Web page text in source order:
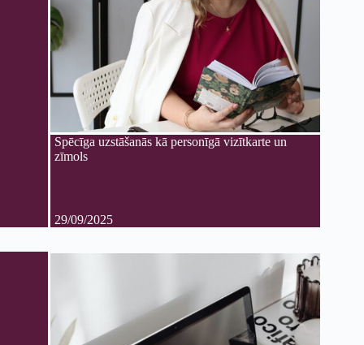
Spēcīga uzstāšanās kā personīgā vizītkarte un
zīmols
29/09/2025